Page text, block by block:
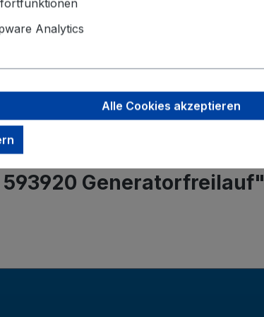
Generatorfreilauf"
Analytics
Alle Cookies akzeptieren